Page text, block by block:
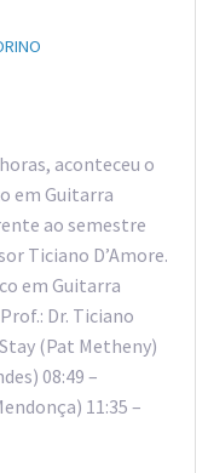
aconteceu o
em Guitarra
ao semestre
Ticiano D’Amore.
em Guitarra
Dr. Ticiano
(Pat Metheny)
08:49 –
11:35 –